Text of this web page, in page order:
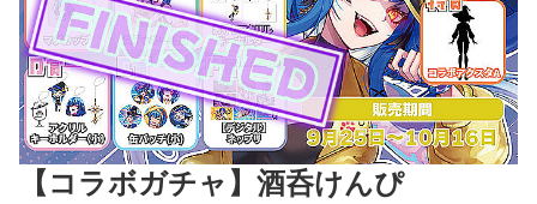
【コラボガチャ】酒呑けんぴ